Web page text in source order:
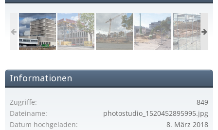
Informationen
Zugriffe
849
Dateiname
photostudio_1520452895995.jpg
Datum hochgeladen
8. März 2018